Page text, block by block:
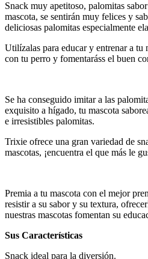
Snack muy apetitoso, palomitas
mascota, se sentirán muy felices y
deliciosas palomitas especialmente
Utilízalas para educar y entrenar a tu
con tu perro y fomentaráss el buen
Se ha conseguido imitar a las
exquisito a hígado, tu mascota
e irresistibles palomitas.
Trixie ofrece una gran variedad de
mascotas, ¡encuentra el que más le
Premia a tu mascota con el mejor
resistir a su sabor y su textura,
nuestras mascotas fomentan su
Sus Características
Snack ideal para la diversión.